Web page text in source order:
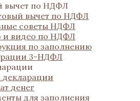
вычет по НДФЛ
вычет по НДФЛ
советы НДФЛ
и видео по НДФЛ
по заполнению
3-НДФЛ
декларации
денег
для заполнения